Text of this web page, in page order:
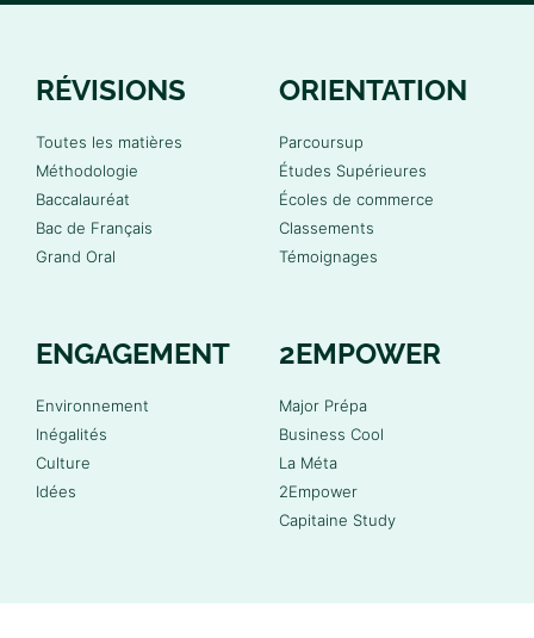
RÉVISIONS
Toutes les matières
Méthodologie
Baccalauréat
Bac de Français
Grand Oral
ORIENTATION
Parcoursup
Études Supérieures
Écoles de commerce
Classements
Témoignages
ENGAGEMENT
Environnement
Inégalités
Culture
Idées
2EMPOWER
Major Prépa
Business Cool
La Méta
2Empower
Capitaine Study